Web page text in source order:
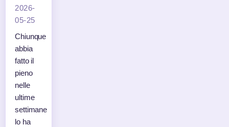
2026-
05-25
Chiunque
abbia
fatto il
pieno
nelle
ultime
settimane
lo ha